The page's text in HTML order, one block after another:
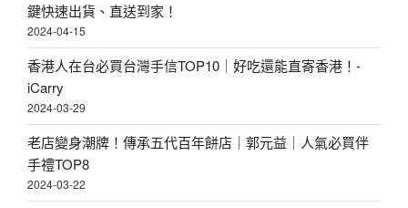
鍵快速出貨、直送到家！
2024-04-15
香港人在台必買台灣手信TOP10｜好吃還能直寄香港！-
iCarry
2024-03-29
老店變身潮牌！傳承五代百年餅店｜郭元益｜人氣必買伴
手禮TOP8
2024-03-22